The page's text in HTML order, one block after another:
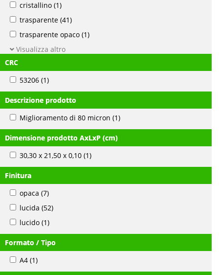
cristallino (1)
trasparente (41)
trasparente opaco (1)
Visualizza altro
CRC
53206 (1)
Descrizione prodotto
Miglioramento di 80 micron (1)
Dimensione prodotto AxLxP (cm)
30,30 x 21,50 x 0,10 (1)
Finitura
opaca (7)
lucida (52)
lucido (1)
Formato / Tipo
A4 (1)